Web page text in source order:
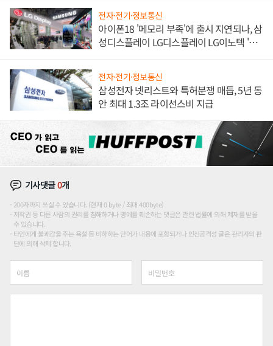
전자·전기·정보통신
아이폰18 '메모리 부족'에 출시 지연되나, 삼
성디스플레이 LG디스플레이 LG이노텍 '탈
전자·전기·정보통신
삼성전자 넷리스트와 특허분쟁 매듭, 5년 동
안 최대 1.3조 라이선스비 지급
기사댓글0개
200자까지 쓰실 수 있습니다. (현재 0 byte / 최대 400byte)
저작권 등 다른 사람의 권리를 침해하거나 명예를 훼손하는 댓글은 관련 법률에 의해 제재를 받을
수 있습니다.
타인에게 불쾌감을 주는 욕설 등 비하하는 단어가 내용에 포함되거나 인신공격성 글은 관리자의 판
단에 의해 삭제 합니다.